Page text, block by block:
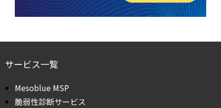
サービス一覧
Mesoblue MSP
脆弱性診断サービス